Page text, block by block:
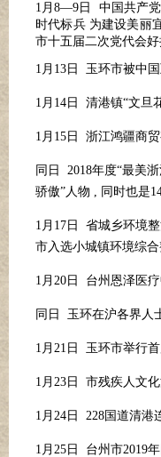
1月8—9日 中国共产党
时代标兵 为建设美丽
市十五届二次党代会
1月13日 玉环市被中
1月14日 清港镇“文旦
1月15日 浙江鸿疆商
同日 2018年度“最美
骄傲”人物 , 同时也是
1月17日 省城乡环境
市入选小城镇环境综
1月20日 台州恩泽医
同日 玉环在沪各界人
1月21日 玉环市举行
1月23日 市残疾人文化
1月24日 228国道清港
1月25日 台州市2019